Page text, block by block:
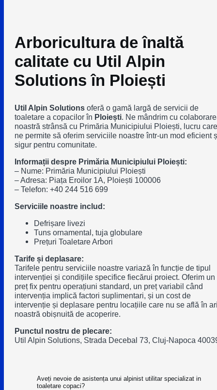
Arboricultura de înaltă
calitate cu Util Alpin
Solutions în Ploiești
Util Alpin Solutionsoferă o gamă largă de servicii de
toaletare a copacilor în Ploiești. Ne mândrim cu
noastră strânsă cu Primăria Municipiului Ploiești, lucru care
ne permite să oferim serviciile noastre într-un mod eficient
sigur pentru comunitate.
Informații despre Primăria Municipiului Ploiești:
– Nume: Primăria Municipiului Ploiești
– Adresa: Piața Eroilor 1A, Ploiești 100006
– Telefon: +40 244 516 699
Serviciile noastre includ:
Defrișare livezi
Tuns ornamental, tuja globulare
Prețuri Toaletare Arbori
Tarife și deplasare:
Tarifele pentru serviciile noastre variază în funcție de tipul
intervenției și condițiile specifice fiecărui proiect. Oferim un
preț fix pentru operațiuni standard, un preț variabil când
intervenția implică factori suplimentari, și un cost de
intervenție și deplasare pentru locațiile care nu se află în
noastră obișnuită de acoperire.
Punctul nostru de plecare:
Util Alpin Solutions, Strada Decebal 73, Cluj-Napoca
Aveți nevoie de asistența unui alpinist utilitar specializat in
toaletare copaci?